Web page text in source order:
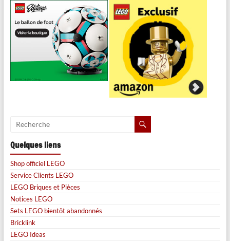
Quelques liens
Shop officiel LEGO
Service Clients LEGO
LEGO Briques et Pièces
Notices LEGO
Sets LEGO bientôt abandonnés
Bricklink
LEGO Ideas